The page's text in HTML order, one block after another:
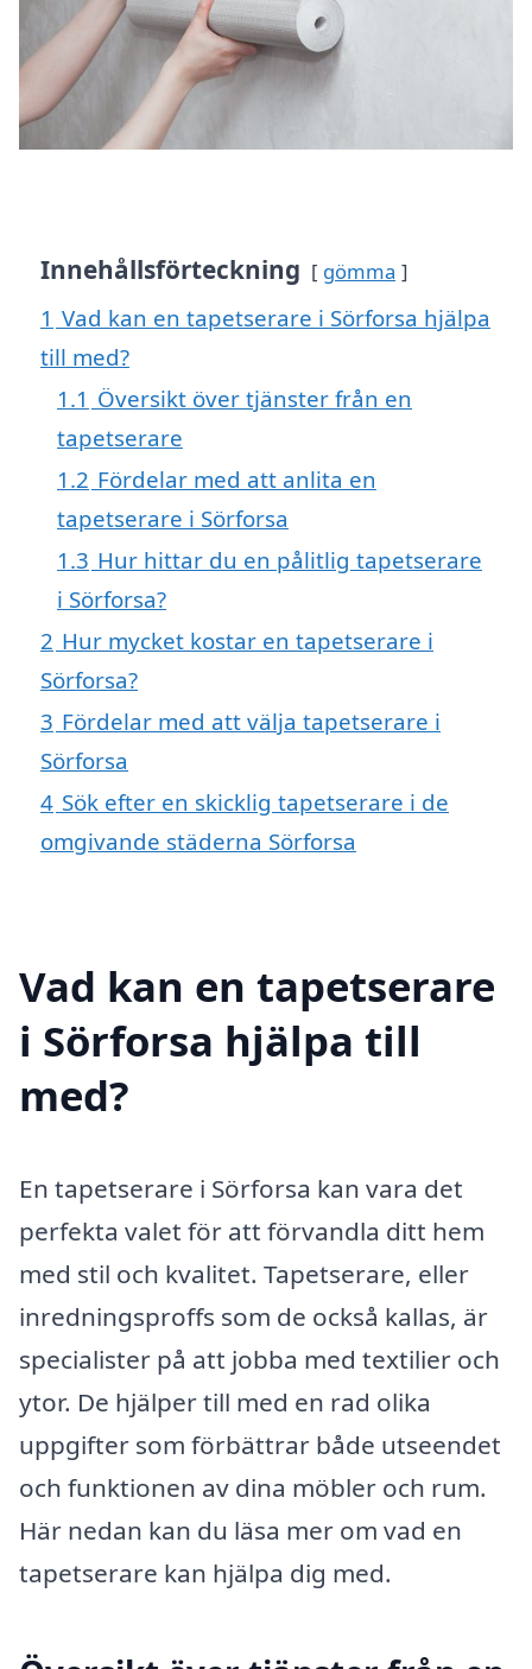
Innehållsförteckning gömma
1 Vad kan en tapetserare i Sörforsa hjälpa
till med?
1.1 Översikt över tjänster från en
tapetserare
1.2 Fördelar med att anlita en
tapetserare i Sörforsa
1.3 Hur hittar du en pålitlig tapetserare
i Sörforsa?
2 Hur mycket kostar en tapetserare i
Sörforsa?
3 Fördelar med att välja tapetserare i
Sörforsa
4 Sök efter en skicklig tapetserare i de
omgivande städerna Sörforsa
Vad kan en tapetserare
i Sörforsa hjälpa till
med?
En tapetserare i Sörforsa kan vara det
perfekta valet för att förvandla ditt hem
med stil och kvalitet. Tapetserare, eller
inredningsproffs som de också kallas, är
specialister på att jobba med textilier och
ytor. De hjälper till med en rad olika
uppgifter som förbättrar både utseendet
och funktionen av dina möbler och rum.
Här nedan kan du läsa mer om vad en
tapetserare kan hjälpa dig med.